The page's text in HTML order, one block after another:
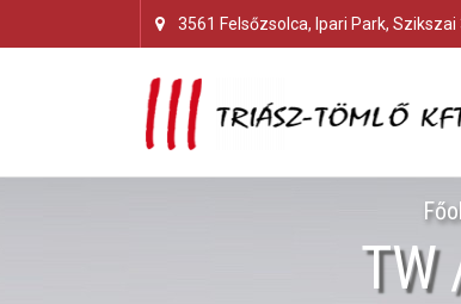
3561 Felsőzsolca, Ipari Park, Szikszai
TW